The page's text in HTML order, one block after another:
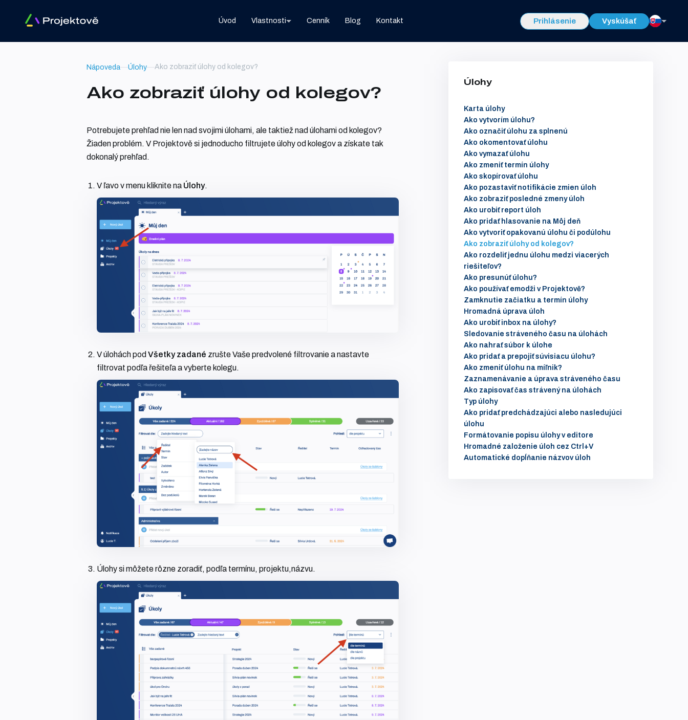
Úvod Vlastnosti Cenník Blog Kontakt Prihlásenie Vyskúšať
Nápoveda Úlohy Ako zobraziť úlohy od kolegov?
Ako zobraziť úlohy od kolegov?
Potrebujete prehľad nie len nad svojimi úlohami, ale taktiež nad úlohami od kolegov?
Žiaden problém. V Projektově si jednoducho filtrujete úlohy od kolegov a získate tak
dokonalý prehľad.
V ľavo v menu kliknite na Úlohy.
V úlohách pod Všetky zadané zrušte Vaše predvolené filtrovanie a nastavte
filtrovat podľa řešiteľa a vyberte kolegu.
Úlohy si môžete rôzne zoradiť, podľa termínu, projektu,názvu.
Úlohy
Karta úlohy
Ako vytvorím úlohu?
Ako označiť úlohu za splnenú
Ako okomentovať úlohu
Ako vymazať úlohu
Ako zmeniť termín úlohy
Ako skopírovať úlohu
Ako pozastaviť notifikácie zmien úloh
Ako zobraziť posledné zmeny úloh
Ako urobiť report úloh
Ako pridať hlasovanie na Môj deň
Ako vytvoriť opakovanú úlohu či podúlohu
Ako zobraziť úlohy od kolegov?
Ako rozdeliť jednu úlohu medzi viacerých
riešiteľov?
Ako presunúť úlohu?
Ako používať emodži v Projektově?
Zamknutie začiatku a termín úlohy
Hromadná úprava úloh
Ako urobiť inbox na úlohy?
Sledovanie stráveného času na úlohách
Ako nahrať súbor k úlohe
Ako pridať a prepojiť súvisiacu úlohu?
Ako zmeniť úlohu na míľnik?
Zaznamenávanie a úprava stráveného času
Ako zapisovať čas strávený na úlohách
Typ úlohy
Ako pridať predchádzajúci alebo nasledujúci
úlohu
Formátovanie popisu úlohy v editore
Hromadné založenie úloh cez Ctrl+V
Automatické dopĺňanie názvov úloh